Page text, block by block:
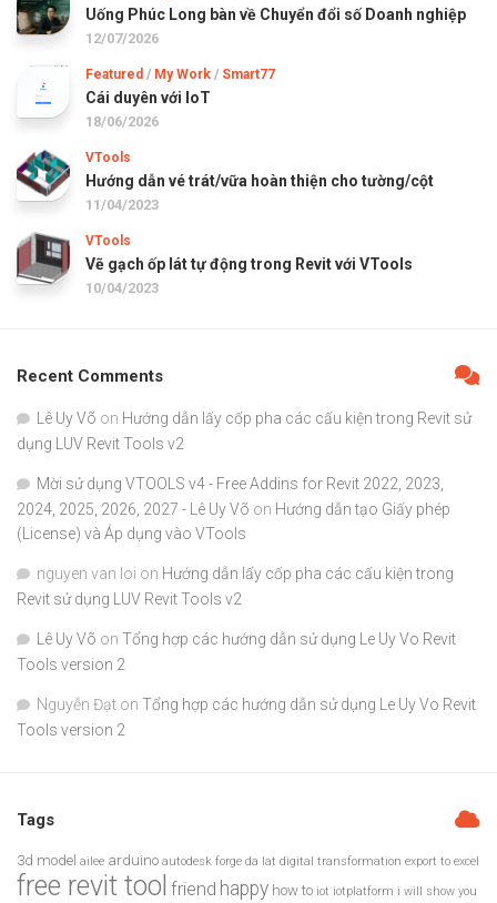
Uống Phúc Long bàn về Chuyển đổi số Doanh nghiệp
12/07/2026
Featured / My Work / Smart77
Cái duyên với IoT
18/06/2026
VTools
Hướng dẫn vé trát/vữa hoàn thiện cho tường/cột
11/04/2023
VTools
Vẽ gạch ốp lát tự động trong Revit với VTools
10/04/2023
Recent Comments
Lê Uy Võ on Hướng dẫn lấy cốp pha các cấu kiện trong Revit sử
dụng LUV Revit Tools v2
Mời sử dụng VTOOLS v4 - Free Addins for Revit 2022, 2023,
2024, 2025, 2026, 2027 - Lê Uy Võ on Hướng dẫn tạo Giấy phép
(License) và Áp dụng vào VTools
nguyen van loi on Hướng dẫn lấy cốp pha các cấu kiện trong
Revit sử dụng LUV Revit Tools v2
Lê Uy Võ on Tổng hợp các hướng dẫn sử dụng Le Uy Vo Revit
Tools version 2
Nguyễn Đạt on Tổng hợp các hướng dẫn sử dụng Le Uy Vo Revit
Tools version 2
Tags
3d model ailee arduino autodesk forge da lat digital transformation export to excel
free revit tool friend happy how to iot iotplatform i will show you